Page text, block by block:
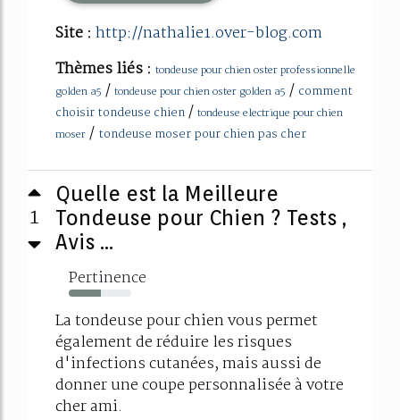
Site : http://nathalie1.over-blog.com
Thèmes liés : tondeuse pour chien oster professionnelle
golden a5 / tondeuse pour chien oster golden a5 / comment
choisir tondeuse chien/ tondeuse electrique pour chien
moser / tondeuse moser pour chien pas cher
1
Quelle est la Meilleure
Tondeuse pour Chien ? Tests ,
Avis ...
Pertinence
51%
La tondeuse pour chien vous permet
également de réduire les risques
d'infections cutanées, mais aussi de
donner une coupe personnalisée à votre
cher ami.